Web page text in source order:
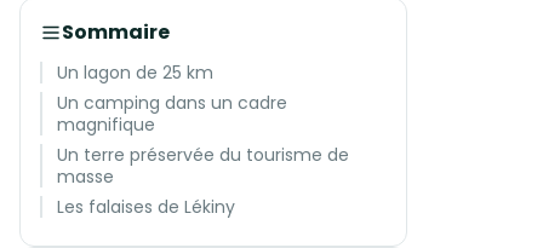
Sommaire
Un lagon de 25 km
Un camping dans un cadre
magnifique
Un terre préservée du tourisme de
masse
Les falaises de Lékiny